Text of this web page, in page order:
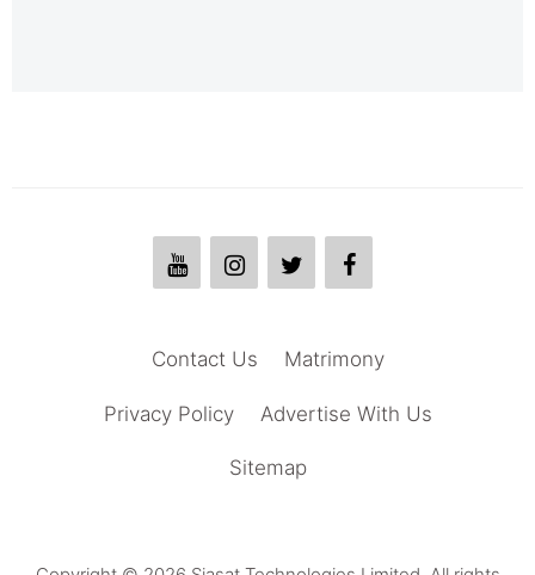
Matrimony
Contact Us
Advertise With Us
Privacy Policy
Sitemap